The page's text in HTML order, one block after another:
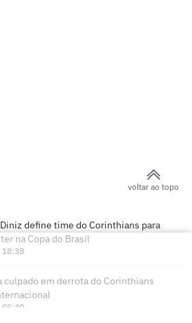
voltar ao topo
define time do Corinthians para
na Copa do Brasil
18:38
culpado em derrota do Corinthians
05:40